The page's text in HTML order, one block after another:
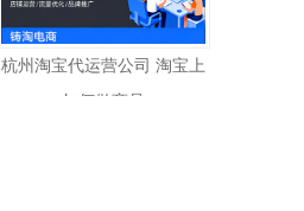
杭州淘宝代运营公司 淘宝上
如何做商品